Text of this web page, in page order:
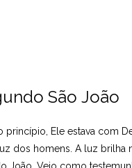
São João
Ele estava com
dos homens. A luz brilha